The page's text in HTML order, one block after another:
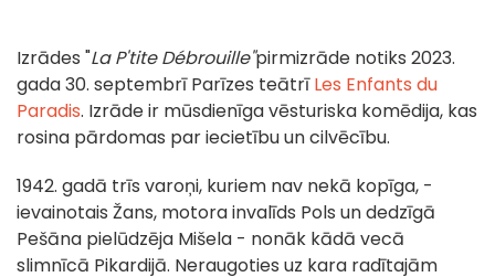
Izrādes "La P'tite Débrouille"pirmizrāde notiks 2023.
gada 30. septembrī Parīzes teātrīLes Enfants du
Paradis. Izrāde ir mūsdienīga vēsturiska komēdija, kas
rosina pārdomas par iecietību un cilvēcību.
1942. gadā trīs varoņi, kuriem nav nekā kopīga, -
ievainotais Žans, motora invalīds Pols un dedzīgā
Pešāna pielūdzēja Mišela - nonāk kādā vecā
slimnīcā Pikardijā. Neraugoties uz kara radītajām